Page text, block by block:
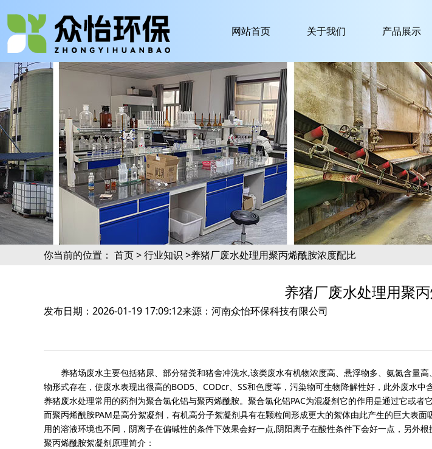
网站首页 关于我们 产品展示
你当前的位置： 首页>行业知识 >养猪厂废水处理用聚丙烯酰胺浓度配比
养猪厂废水处理用聚
发布日期：2026-01-19 17:09:12来源：河南众怡环保科技有限公司
养猪场废水主要包括猪尿、部分猪粪和猪舍冲洗水,该类废水有机物浓度高、悬浮物多、氨氮含量
物形式存在，使废水表现出很高的BOD5、CODcr、SS和色度等，污染物可生物降解性好，此外废水中
养猪废水处理常用的药剂为聚合氯化铝与聚丙烯酰胺。聚合氯化铝PAC为混凝剂它的作用是通过它或
而聚丙烯酰胺PAM是高分絮凝剂，有机高分子絮凝剂具有在颗粒间形成更大的絮体由此产生的巨大表
用的溶液环境也不同，阴离子在偏碱性的条件下效果会好一点,阴阳离子在酸性条件下会好一点，另外
聚丙烯酰胺絮凝剂原理简介：